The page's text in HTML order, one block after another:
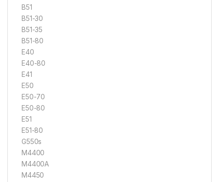
B51
B51-30
B51-35
B51-80
E40
E40-80
E41
E50
E50-70
E50-80
E51
E51-80
G550s
M4400
M4400A
M4450